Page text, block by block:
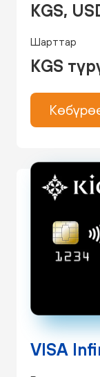
KGS,
Шарттар
KGS
VISA